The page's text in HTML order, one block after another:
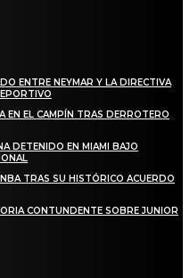
ENTRE NEYMAR Y LA DIRECTIVA
EN EL CAMPÍN TRAS DERROTERO
DETENIDO EN MIAMI BAJO
TRAS SU HISTÓRICO ACUERDO
CONTUNDENTE SOBRE JUNIOR